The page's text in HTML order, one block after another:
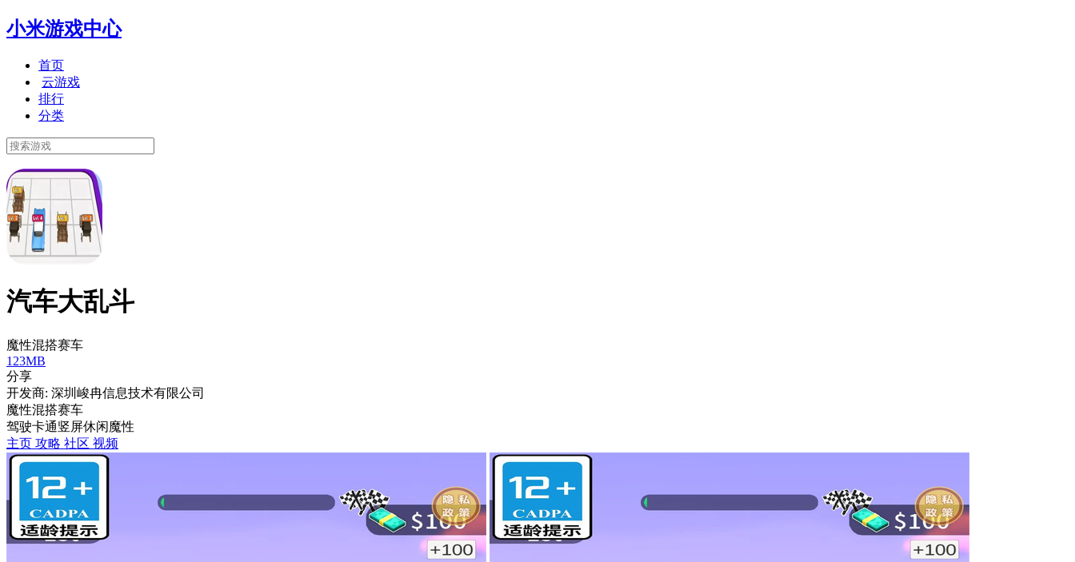
小米游戏中心
首页
云游戏
排行
分类
汽车大乱斗
魔性混搭赛车
123MB
分享
开发商: 深圳峻冉信息技术有限公司
魔性混搭赛车
驾驶卡通竖屏休闲魔性
主页 攻略 社区 视频